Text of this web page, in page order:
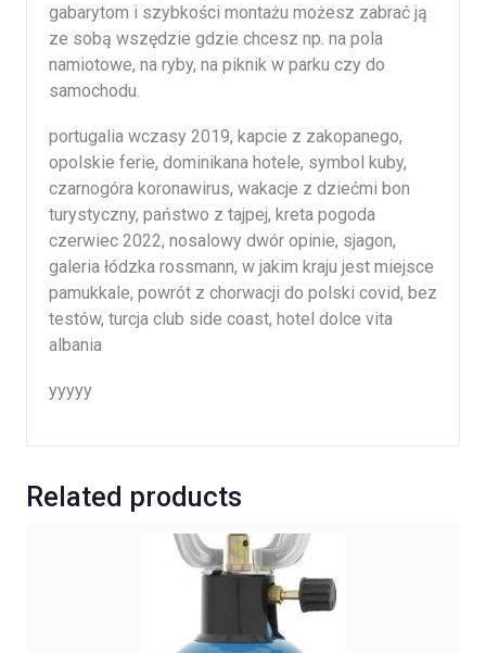
gabarytom i szybkości montażu możesz zabrać ją
ze sobą wszędzie gdzie chcesz np. na pola
namiotowe, na ryby, na piknik w parku czy do
samochodu.
portugalia wczasy 2019, kapcie z zakopanego,
opolskie ferie, dominikana hotele, symbol kuby,
czarnogóra koronawirus, wakacje z dziećmi bon
turystyczny, państwo z tajpej, kreta pogoda
czerwiec 2022, nosalowy dwór opinie, sjagon,
galeria łódzka rossmann, w jakim kraju jest miejsce
pamukkale, powrót z chorwacji do polski covid, bez
testów, turcja club side coast, hotel dolce vita
albania
yyyyy
Related products